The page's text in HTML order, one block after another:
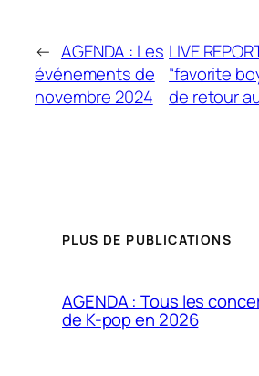
← AGENDA : Les
événements de
novembre 2024
LIVE
“favorite
de retour
PLUS DE PUBLICATIONS
AGENDA : Tous les
de K-pop en 2026